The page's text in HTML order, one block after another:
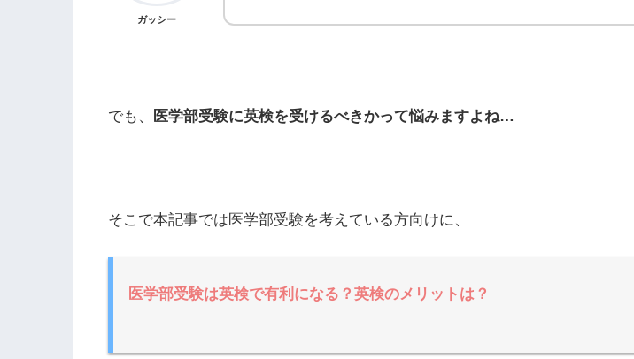
ガッシー
でも、 医学部受験に英検を受けるべきかって悩みますよね…
そこで本記事では医学部受験を考えている方向けに、
医学部受験は英検で有利になる？英検のメリットは？